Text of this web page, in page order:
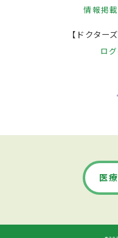
情報掲
【ドクター
ロ
医